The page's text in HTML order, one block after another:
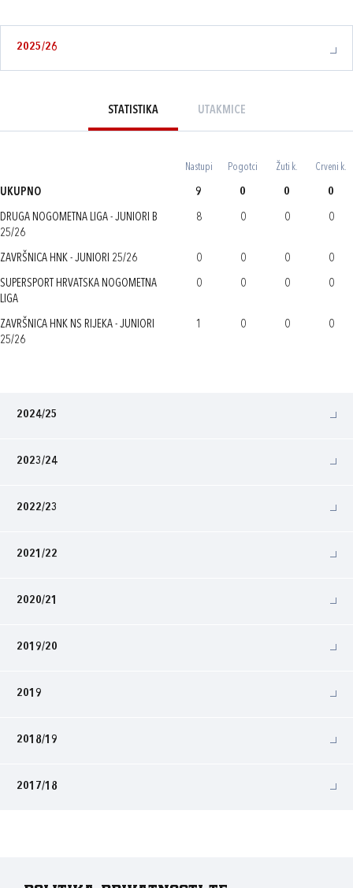
2025/26
STATISTIKA UTAKMICE
Nastupi Pogotci Žuti k. Crveni k.
UKUPNO 9 0 0 0
DRUGA NOGOMETNA LIGA - JUNIORI B
25/26
8 0 0 0
ZAVRŠNICA HNK - JUNIORI 25/26 0 0 0 0
SUPERSPORT HRVATSKA NOGOMETNA
LIGA
0 0 0 0
ZAVRŠNICA HNK NS RIJEKA - JUNIORI
25/26
1 0 0 0
2024/25
2023/24
2022/23
2021/22
2020/21
2019/20
2019
2018/19
2017/18